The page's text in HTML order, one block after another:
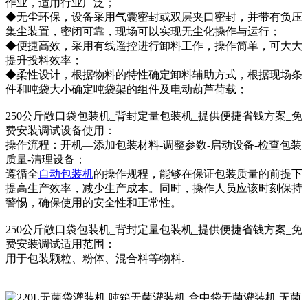
◆无尘环保，设备采用气囊密封或双层夹口密封，并带有负压
集尘装置，密闭可靠，现场可以实现无尘化操作与运行；
◆便捷高效，采用有线遥控进行卸料工作，操作简单，可大大
提升投料效率；
◆柔性设计，根据物料的特性确定卸料辅助方式，根据现场条
件和吨袋大小确定吨袋架的组件及电动葫芦荷载；
250公斤敞口袋包装机_背封定量包装机_提供便捷省钱方案_免
费安装调试设备使用：
操作流程：开机—添加包装材料-调整参数-启动设备-检查包装
质量-清理设备；
遵循全自动包装机的操作规程，能够在保证包装质量的前提下
提高生产效率，减少生产成本。同时，操作人员应该时刻保持
警惕，确保使用的安全性和正常性。
250公斤敞口袋包装机_背封定量包装机_提供便捷省钱方案_免
费安装调试适用范围：
用于包装颗粒、粉体、混合料等物料.